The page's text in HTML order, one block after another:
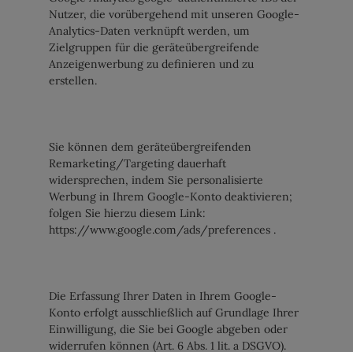
Nutzer, die vorübergehend mit unseren Google-
Analytics-Daten verknüpft werden, um
Zielgruppen für die geräteübergreifende
Anzeigenwerbung zu definieren und zu
erstellen.
Sie können dem geräteübergreifenden
Remarketing/Targeting dauerhaft
widersprechen, indem Sie personalisierte
Werbung in Ihrem Google-Konto deaktivieren;
folgen Sie hierzu diesem Link:
https://www.google.com/ads/preferences .
Die Erfassung Ihrer Daten in Ihrem Google-
Konto erfolgt ausschließlich auf Grundlage Ihrer
Einwilligung, die Sie bei Google abgeben oder
widerrufen können (Art. 6 Abs. 1 lit. a DSGVO).